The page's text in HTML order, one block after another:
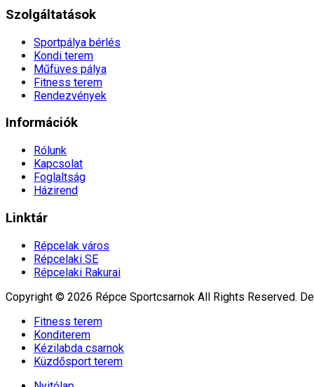
Szolgáltatások
Sportpálya bérlés
Kondi terem
Műfüves pálya
Fitness terem
Rendezvények
Információk
Rólunk
Kapcsolat
Foglaltság
Házirend
Linktár
Répcelak város
Répcelaki SE
Répcelaki Rakurai
Copyright © 2026 Répce Sportcsarnok All Rights Reserved.
Fitness terem
Konditerem
Kézilabda csarnok
Küzdősport terem